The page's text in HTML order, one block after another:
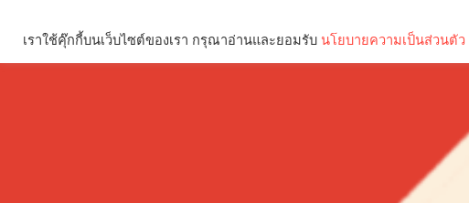
เราใช้คุ๊กกี้บนเว็บไซต์ของเรา กรุณาอ่านและยอมรับ นโยบายความเป็นส่วนตัว